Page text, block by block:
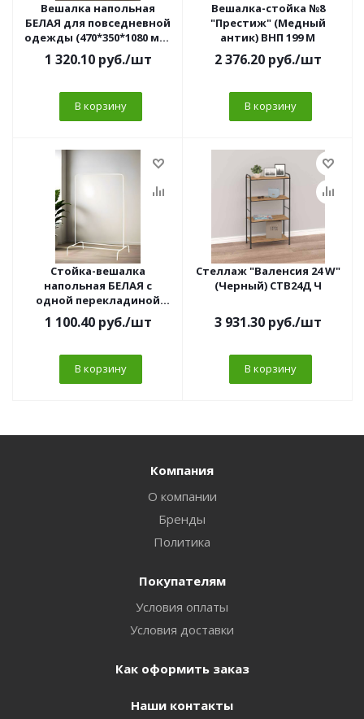
Вешалка напольная
БЕЛАЯ для повседневной
одежды (470*350*1080 мм)
ВПО-2Б
1 320.10руб./шт
В корзину
Вешалка-стойка №8
"Престиж" (Медный
антик) ВНП 199 М
2 376.20руб./шт
В корзину
Стойка-вешалка
напольная БЕЛАЯ с
одной перекладиной
для одежды
(950*450*1500 мм) СНВ-1Б
1 100.40руб./шт
В корзину
Стеллаж "Валенсия 24 W"
(Черный) СТВ24Д Ч
3 931.30руб./шт
В корзину
Компания
О компании
Бренды
Политика
Покупателям
Условия оплаты
Условия доставки
Как оформить заказ
Наши контакты